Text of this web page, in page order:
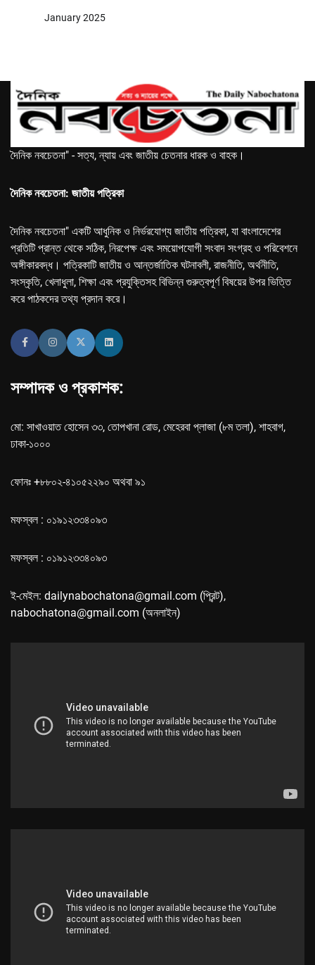
January 2025
দৈনিক নবচেতনা" - সত্য, ন্যায় এবং জাতীয় চেতনার ধারক ও বাহক।
দৈনিক নবচেতনা: জাতীয় পত্রিকা
দৈনিক নবচেতনা" একটি আধুনিক ও নির্ভরযোগ্য জাতীয় পত্রিকা, যা বাংলাদেশের
প্রতিটি প্রান্ত থেকে সঠিক, নিরপেক্ষ এবং সময়োপযোগী সংবাদ সংগ্রহ ও পরিবেশনে
অঙ্গীকারবদ্ধ। পত্রিকাটি জাতীয় ও আন্তর্জাতিক ঘটনাবলী, রাজনীতি, অর্থনীতি,
সংস্কৃতি, খেলাধুলা, শিক্ষা এবং প্রযুক্তিসহ বিভিন্ন গুরুত্বপূর্ণ বিষয়ের উপর ভিত্তি
করে পাঠকদের তথ্য প্রদান করে।
সম্পাদক ও প্রকাশক:
মো: সাখাওয়াত হোসেন ৩৩, তোপখানা রোড, মেহেরবা প্লাজা (৮ম তলা), শাহবাগ,
ঢাকা-১০০০
ফোনঃ +৮৮০২-৪১০৫২২৯০ অথবা ৯১
মফস্বল : ০১৯১২৩৩৪০৯৩
মফস্বল : ০১৯১২৩৩৪০৯৩
ই-মেইল: dailynabochatona@gmail.com (প্রিন্ট),
nabochatona@gmail.com (অনলাইন)